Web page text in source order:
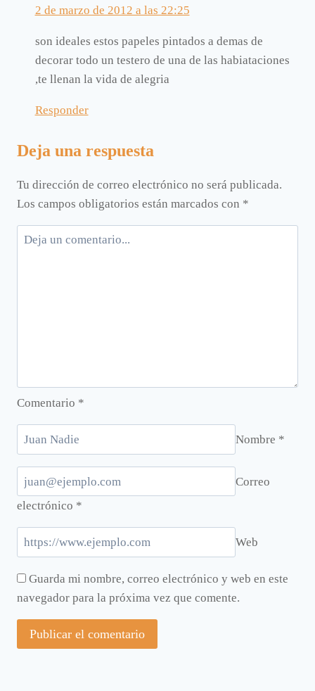
2 de marzo de 2012 a las 22:25
son ideales estos papeles pintados a demas de
decorar todo un testero de una de las habiataciones
,te llenan la vida de alegria
Responder
Deja una respuesta
Tu dirección de correo electrónico no será publicada.
Los campos obligatorios están marcados con *
Comentario *
Nombre *
Correo
electrónico *
Web
Guarda mi nombre, correo electrónico y web en este
navegador para la próxima vez que comente.